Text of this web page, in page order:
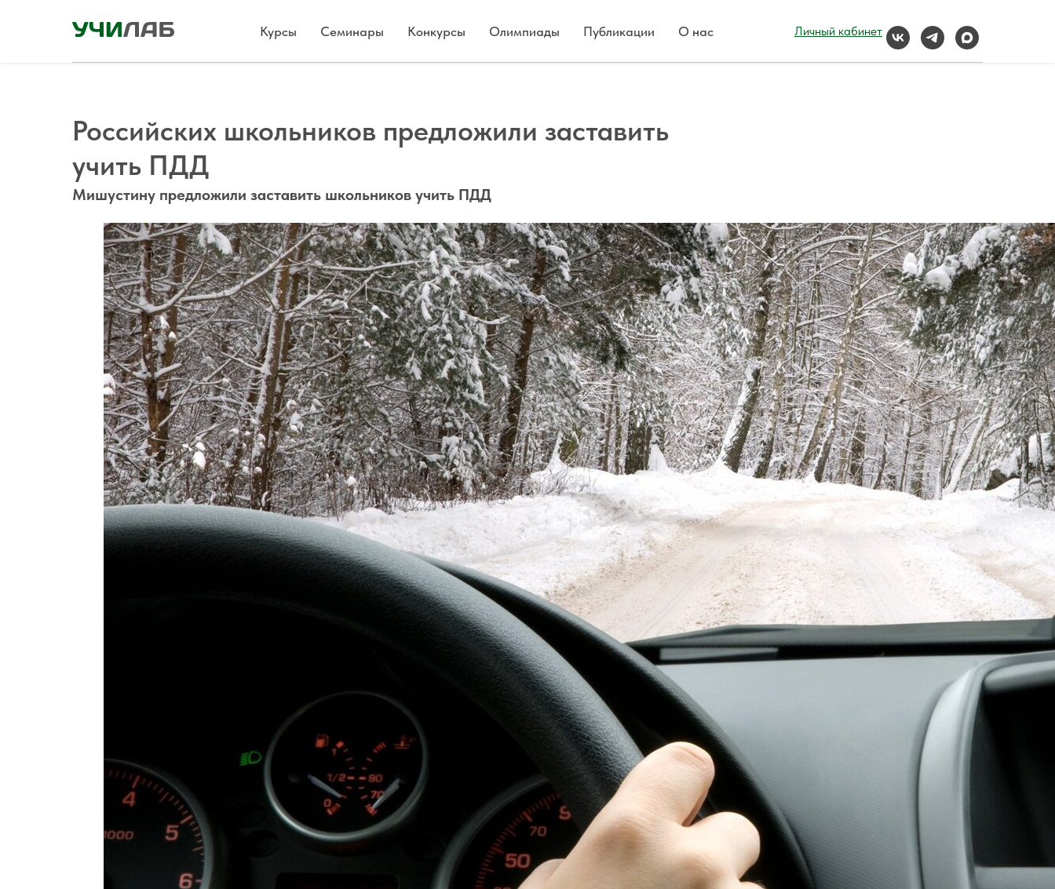
Курсы Семинары Конкурсы Олимпиады Публикации О нас Личный кабинет
Российских школьников предложили заставить
учить ПДД
Мишустину предложили заставить школьников учить ПДД